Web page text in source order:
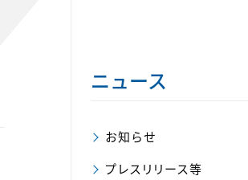
ニュース
お知らせ
プレスリリース等